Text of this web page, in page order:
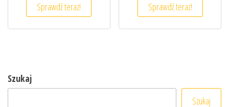
Sprawdź teraz! Sprawdź teraz!
Szukaj
Szukaj